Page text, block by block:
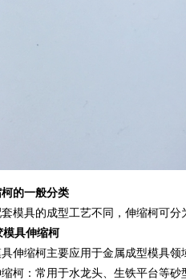
的一般分类
模具的成型工艺不同，伸缩柯可分
模具伸缩柯
伸缩柯主要应用于金属成型模具
柯：常用于水龙头、生铁平台等